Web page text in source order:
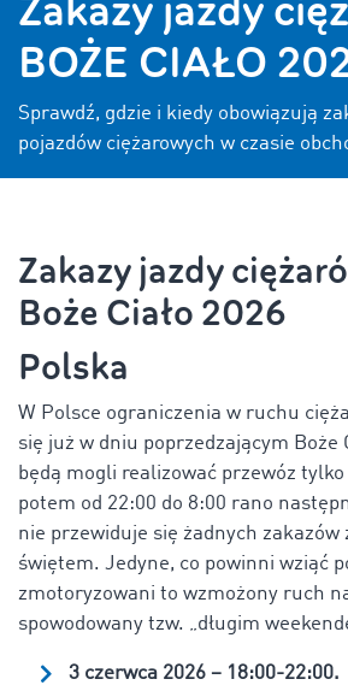
BOŻE CIAŁO
Sprawdź, gdzie i kiedy obowiązują
pojazdów ciężarowych w czasie
Zakazy jazdy
Boże Ciało 2026
Polska
W Polsce ograniczenia w ruchu
się już w dniu poprzedzającym Boże
będą mogli realizować przewóz tylko
potem od 22:00 do 8:00 rano
nie przewiduje się żadnych zakazów
świętem. Jedyne, co powinni wziąć
zmotoryzowani to wzmożony ruch
spowodowany tzw. „długim
3 czerwca 2026 – 18:00-22:00.